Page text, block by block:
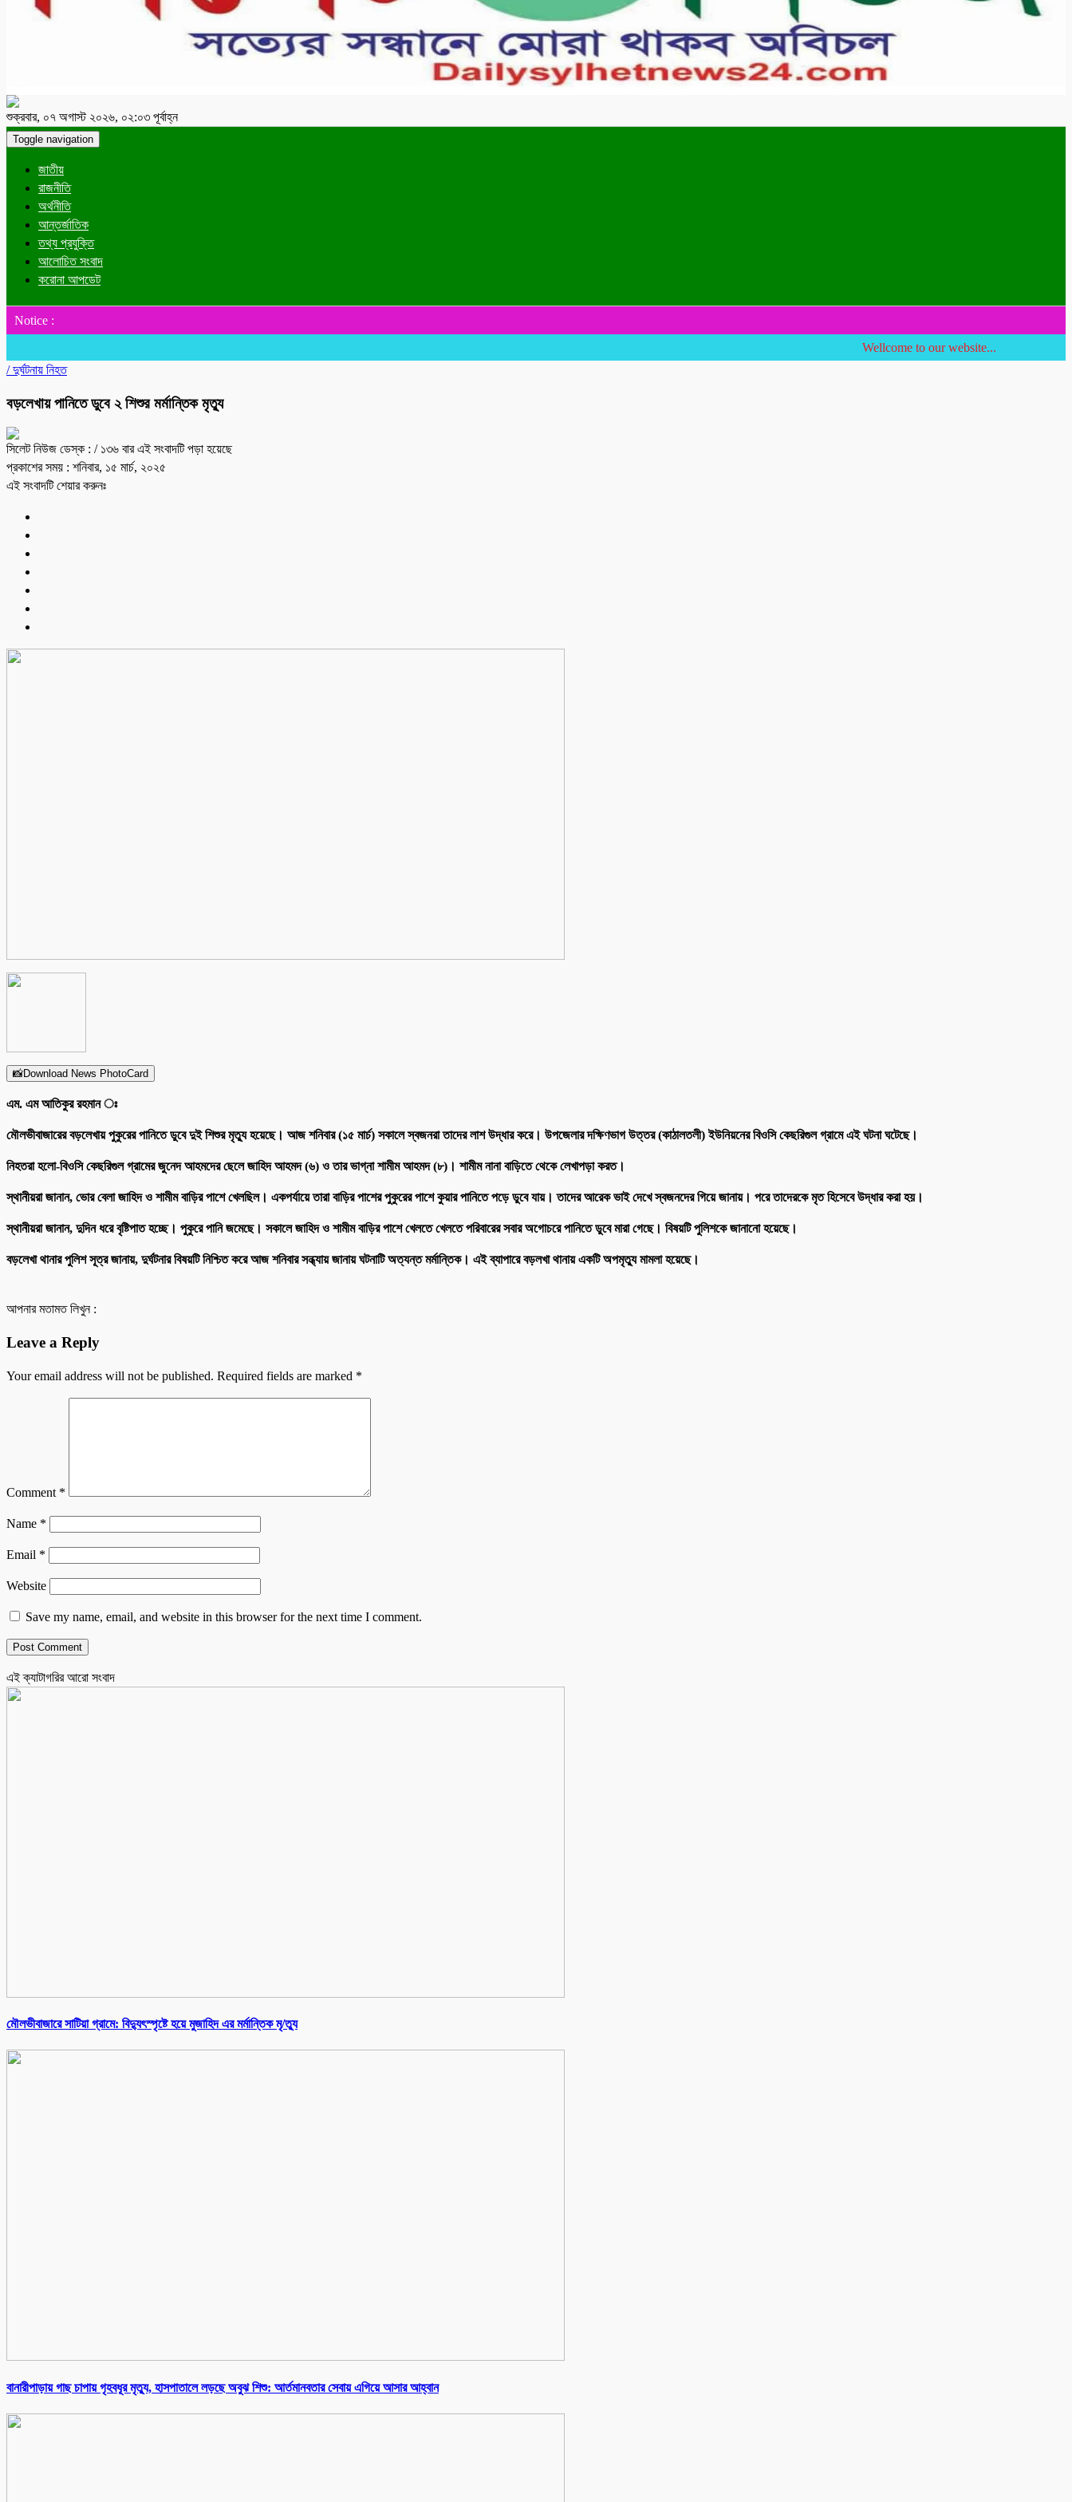
শুক্রবার, ০৭ অগাস্ট ২০২৬, ০২:০৩ পূর্বাহ্ন
Toggle navigation
জাতীয়
রাজনীতি
অর্থনীতি
আন্তর্জাতিক
তথ্য প্রযুক্তি
আলোচিত সংবাদ
করোনা আপডেট
Notice :
Wellcome to our website...
/দুর্ঘটনায় নিহত
বড়লেখায় পানিতে ডুবে ২ শিশুর মর্মান্তিক মৃত্যু
সিলেট নিউজ ডেস্ক : / ১৩৬ বার এই সংবাদটি পড়া হয়েছে
প্রকাশের সময় : শনিবার, ১৫ মার্চ, ২০২৫
এই সংবাদটি শেয়ার করুনঃ
📸Download News PhotoCard
এম. এম আতিকুর রহমান ঃ
মৌলভীবাজারের বড়লেখায় পুকুরের পানিতে ডুবে দুই শিশুর মৃত্যু হয়েছে। আজ শনিবার (১৫ মার্চ) সকালে স্বজনরা তাদের লাশ উদ্ধার করে। উপজেলার দক্ষিণভাগ উত্তর (কাঠালতলী) ইউনিয়নের বিওসি কেছরিগুল গ্রামে এই ঘটনা ঘটেছে।
নিহতরা হলো-বিওসি কেছরিগুল গ্রামের জুনেদ আহমদের ছেলে জাহিদ আহমদ (৬) ও তার ভাগ্না শামীম আহমদ (৮)। শামীম নানা বাড়িতে থেকে লেখাপড়া করত।
স্থানীয়রা জানান, ভোর বেলা জাহিদ ও শামীম বাড়ির পাশে খেলছিল। একপর্যায়ে তারা বাড়ির পাশের পুকুরের পাশে কুয়ার পানিতে পড়ে ডুবে যায়। তাদের আরেক ভাই দেখে স্বজনদের গিয়ে জানায়। পরে তাদেরকে মৃত হিসেবে উদ্ধার করা হয়।
স্থানীয়রা জানান, দুদিন ধরে বৃষ্টিপাত হচ্ছে। পুকুরে পানি জমেছে। সকালে জাহিদ ও শামীম বাড়ির পাশে খেলতে খেলতে পরিবারের সবার অগোচরে পানিতে ডুবে মারা গেছে। বিষয়টি পুলিশকে জানানো হয়েছে।
বড়লেখা থানার পুলিশ সূত্র জানায়, দুর্ঘটনার বিষয়টি নিশ্চিত করে আজ শনিবার সন্ধ্যায় জানায় ঘটনাটি অত্যন্ত মর্মান্তিক। এই ব্যাপারে বড়লখা থানায় একটি অপমৃত্যু মামলা হয়েছে।
আপনার মতামত লিখুন :
Leave a Reply
Your email address will not be published. Required fields are marked *
Comment *
Name *
Email *
Website
Save my name, email, and website in this browser for the next time I comment.
এই ক্যাটাগরির আরো সংবাদ
মৌলভীবাজারে সাটিয়া গ্রামে: বিদ্যুৎস্পৃষ্টে হয়ে মুজাহিদ এর মর্মান্তিক মৃ/ত্যু
বানারীপাড়ায় গাছ চাপায় গৃহবধূর মৃত্যু, হাসপাতালে লড়ছে অবুঝ শিশু: আর্তমানবতার সেবায় এগিয়ে আসার আহ্বান